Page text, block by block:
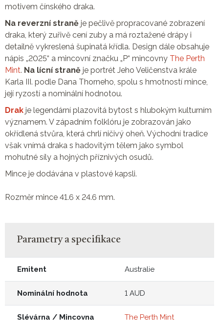
motivem čínského draka.
Na reverzní straně je pečlivě propracované zobrazení
draka, který zuřivě cení zuby a má roztažené drápy i
detailně vykreslená šupinatá křídla. Design dále obsahuje
nápis „2025“ a mincovní značku „P“ mincovny The Perth
Mint. Na lícní straně je portrét Jeho Veličenstva krále
Karla III. podle Dana Thorneho, spolu s hmotností mince,
její ryzostí a nominální hodnotou.
Drak je legendární plazovitá bytost s hlubokým kulturním
významem. V západním folklóru je zobrazován jako
okřídlená stvůra, která chrlí ničivý oheň. Východní tradice
však vnímá draka s hadovitým tělem jako symbol
mohutné síly a hojných příznivých osudů.
Mince je dodávána v plastové kapsli.
Rozměr mince 41.6 x 24.6 mm.
Parametry a specifikace
Emitent Australie
Nominální hodnota 1 AUD
Slévárna / Mincovna The Perth Mint